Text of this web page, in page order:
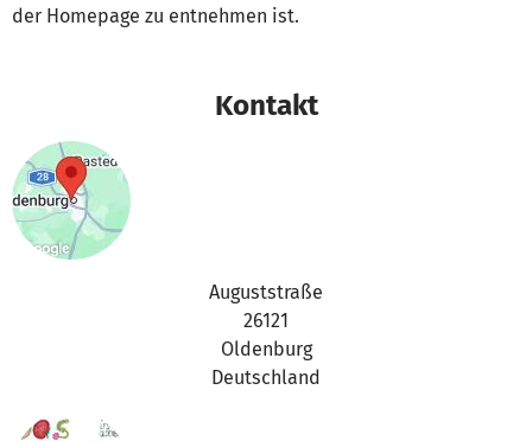
der Homepage zu entnehmen ist.
Kontakt
Auguststraße
26121
Oldenburg
Deutschland